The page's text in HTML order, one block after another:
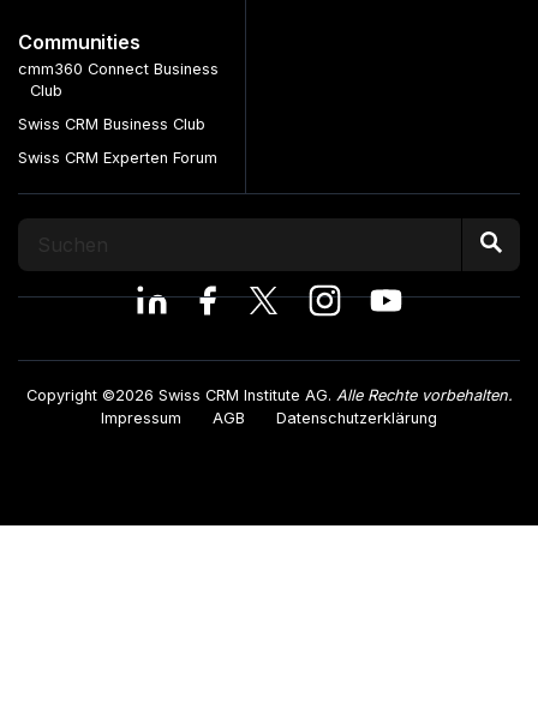
Communities
cmm360 Connect Business
Club
Swiss CRM Business Club
Swiss CRM Experten Forum
Copyright ©2026 Swiss CRM Institute AG. Alle Rechte vorbehalten.
Impressum
AGB Datenschutzerklärung